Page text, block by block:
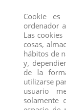
CACHORRO
View
Cookie
ordenador
Las
cosas,
hábitos de
y,
de la
utilizarse
usuario
solamente